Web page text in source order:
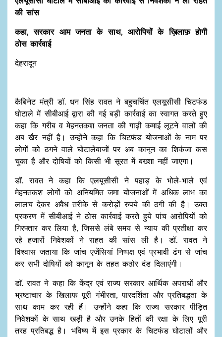
की सांस
कहा, सरकार आम जनता के साथ, आरोपियों के ख़िलाफ़ होगी
ठोस कार्रवाई
देहरादून
कैबिनेट मंत्री डॉ. धन सिंह रावत ने बहुचर्चित एलयूसीसी चिटफंड
घोटाले में सीबीआई द्वारा की गई बड़ी कार्रवाई का स्वागत करते हुए
कहा कि गरीब व मेहनतकश जनता की गाढ़ी कमाई लूटने वालों की
अब खैर नहीं है। उन्होंने कहा कि चिटफंड योजनाओं के नाम पर
लोगों को ठगने वाले घोटालेबाजों पर अब कानून का शिकंजा कस
चुका है और दोषियों को किसी भी सूरत में बख्शा नहीं जाएगा।
डॉ. रावत ने कहा कि एलयूसीसी ने पहाड़ के भोले-भाले एवं
मेहनतकश लोगों को अनियमित जमा योजनाओं में अधिक लाभ का
लालच देकर अवैध तरीके से करोड़ों रुपये की ठगी की है। उक्त
प्रकरण में सीबीआई ने ठोस कार्रवाई करते हुये पांच आरोपियों को
गिरफ्तार कर लिया है, जिससे लंबे समय से न्याय की प्रतीक्षा कर
रहे हजारों निवेशकों ने राहत की सांस ली है। डॉ. रावत ने
विश्वास जताया कि जांच एजेंसियां निष्पक्ष एवं प्रभावी ढंग से जांच
कर सभी दोषियों को कानून के तहत कठोर दंड दिलाएंगी।
डाॅ. रावत ने कहा कि केंद्र एवं राज्य सरकार आर्थिक अपराधों और
भ्रष्टाचार के खिलाफ पूरी गंभीरता, पारदर्शिता और प्रतिबद्धता के
साथ काम कर रही हैं। उन्होंने कहा कि राज्य सरकार पीड़ित
निवेशकों के साथ खड़ी है और उनके हितों की रक्षा के लिए पूरी
तरह प्रतिबद्ध है। भविष्य में इस प्रकार के चिटफंड घोटालों और